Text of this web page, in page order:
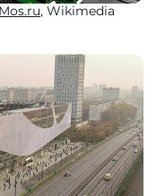
Mos.ru, Wikimedia